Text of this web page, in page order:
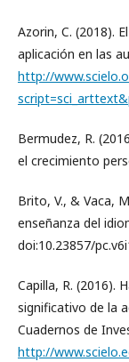
Azorin, C. (2018).
aplicación en las
http://
Bermudez, R.
el crecimiento
Brito, V., & Vaca,
enseñanza del
doi:10.23857/
Capilla, R. (2016).
significativo de la
Cuadernos de
http://